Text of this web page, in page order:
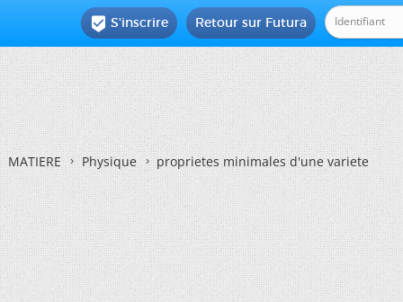
Retour sur Futura
 S'inscrire
MATIERE Physique proprietes minimales d'une variete